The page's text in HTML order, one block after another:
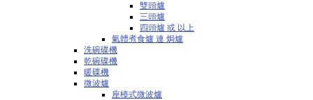
雙頭爐
三頭爐
四頭爐 或 以上
氣體煮食爐 連 焗爐
洗碗碟機
乾碗碟機
暖碟機
微波爐
座檯式微波爐